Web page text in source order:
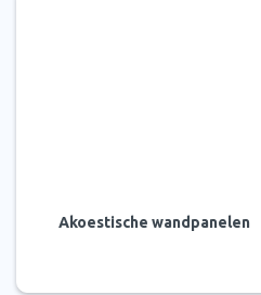
Akoestische wandpanelen